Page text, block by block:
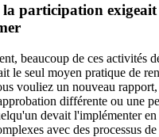
participation
beaucoup de ces activités
le seul moyen pratique de
vouliez un nouveau
différente ou une
devait l'implémenter
avec des processus